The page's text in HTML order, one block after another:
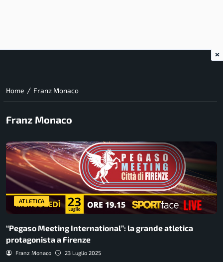
Home / Franz Monaco
Franz Monaco
ATLETICA
“Pegaso Meeting International”: la grande atletica
protagonista a Firenze
Franz Monaco 23 Luglio 2025
×